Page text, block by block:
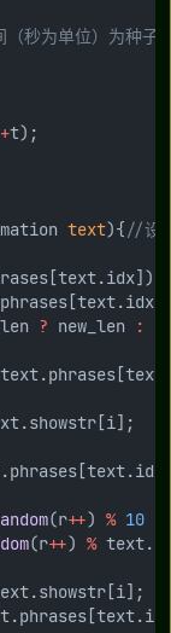
秒为单位）为种子
+t);
text){//设
? new_len :
(r++) % 10
(r++) %